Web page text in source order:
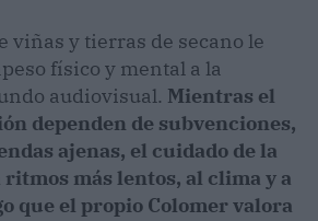
viñas y tierras de secano le
físico y mental a la
audiovisual. Mientras el
dependen de subvenciones,
ajenas, el cuidado de la
más lentos, al clima y a
que el propio Colomer valora